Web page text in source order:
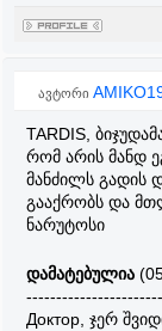
ავტორი
TARDIS,
რომ არის მანდ
მანძილს გადის
გააქრობს და
ნარუტოსი
დამატებულია
Доктор, ჯერ